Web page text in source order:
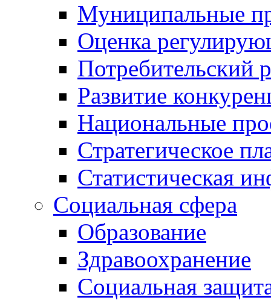
Муниципальные
Оценка
Потребительский
Развитие
Национальные
Стратегическое
Статистическая
Социальная сфера
Образование
Здравоохранение
Социальная